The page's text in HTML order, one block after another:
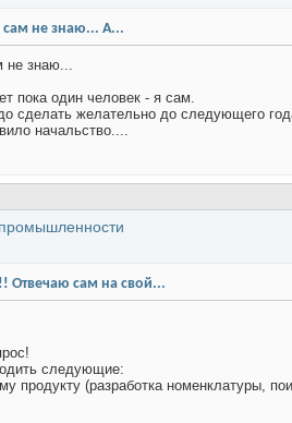
не знаю... А...
знаю...
пока один человек - я сам.
сделать желательно до следующего
начальство....
Отвечаю сам на свой...
следующие:
продукту (разработка номенклатуры,